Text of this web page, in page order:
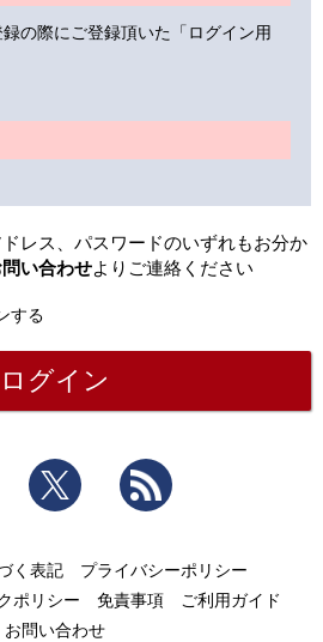
の際にご登録頂いた「ログイン用
レス、パスワードのいずれもお分か
問い合わせよりご連絡ください
する
Facebook Twitter
く表記
プライバシーポリシー
ポリシー 免責事項
ご利用ガイド
お問い合わせ